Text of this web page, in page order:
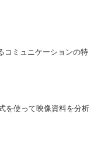
コミュニケーションの特
を使って映像資料を分析